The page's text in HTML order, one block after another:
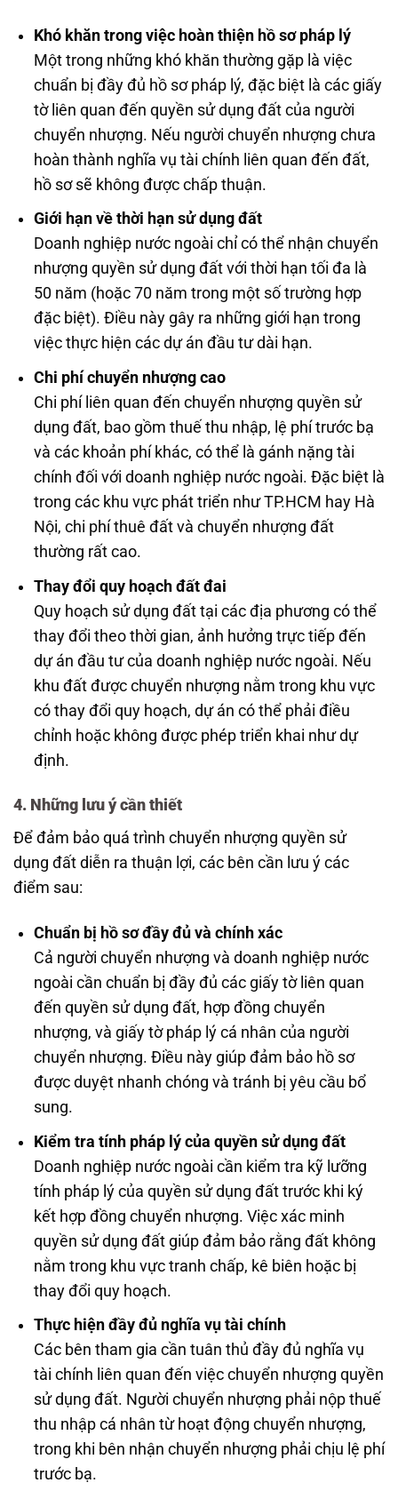
Khó khăn trong việc hoàn thiện hồ sơ pháp lý
Một trong những khó khăn thường gặp là việc
chuẩn bị đầy đủ hồ sơ pháp lý, đặc biệt là các giấy
tờ liên quan đến quyền sử dụng đất của người
chuyển nhượng. Nếu người chuyển nhượng chưa
hoàn thành nghĩa vụ tài chính liên quan đến đất,
hồ sơ sẽ không được chấp thuận.
Giới hạn về thời hạn sử dụng đất
Doanh nghiệp nước ngoài chỉ có thể nhận chuyển
nhượng quyền sử dụng đất với thời hạn tối đa là
50 năm (hoặc 70 năm trong một số trường hợp
đặc biệt). Điều này gây ra những giới hạn trong
việc thực hiện các dự án đầu tư dài hạn.
Chi phí chuyển nhượng cao
Chi phí liên quan đến chuyển nhượng quyền sử
dụng đất, bao gồm thuế thu nhập, lệ phí trước bạ
và các khoản phí khác, có thể là gánh nặng tài
chính đối với doanh nghiệp nước ngoài. Đặc biệt là
trong các khu vực phát triển như TP.HCM hay Hà
Nội, chi phí thuê đất và chuyển nhượng đất
thường rất cao.
Thay đổi quy hoạch đất đai
Quy hoạch sử dụng đất tại các địa phương có thể
thay đổi theo thời gian, ảnh hưởng trực tiếp đến
dự án đầu tư của doanh nghiệp nước ngoài. Nếu
khu đất được chuyển nhượng nằm trong khu vực
có thay đổi quy hoạch, dự án có thể phải điều
chỉnh hoặc không được phép triển khai như dự
định.
4. Những lưu ý cần thiết
Để đảm bảo quá trình chuyển nhượng quyền sử
dụng đất diễn ra thuận lợi, các bên cần lưu ý các
điểm sau:
Chuẩn bị hồ sơ đầy đủ và chính xác
Cả người chuyển nhượng và doanh nghiệp nước
ngoài cần chuẩn bị đầy đủ các giấy tờ liên quan
đến quyền sử dụng đất, hợp đồng chuyển
nhượng, và giấy tờ pháp lý cá nhân của người
chuyển nhượng. Điều này giúp đảm bảo hồ sơ
được duyệt nhanh chóng và tránh bị yêu cầu bổ
sung.
Kiểm tra tính pháp lý của quyền sử dụng đất
Doanh nghiệp nước ngoài cần kiểm tra kỹ lưỡng
tính pháp lý của quyền sử dụng đất trước khi ký
kết hợp đồng chuyển nhượng. Việc xác minh
quyền sử dụng đất giúp đảm bảo rằng đất không
nằm trong khu vực tranh chấp, kê biên hoặc bị
thay đổi quy hoạch.
Thực hiện đầy đủ nghĩa vụ tài chính
Các bên tham gia cần tuân thủ đầy đủ nghĩa vụ
tài chính liên quan đến việc chuyển nhượng quyền
sử dụng đất. Người chuyển nhượng phải nộp thuế
thu nhập cá nhân từ hoạt động chuyển nhượng,
trong khi bên nhận chuyển nhượng phải chịu lệ phí
trước bạ.